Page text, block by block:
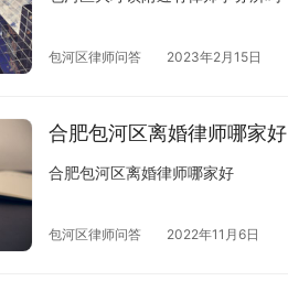
包河区律师问答 2023年2月15日
合肥包河区离婚律师哪家好
合肥包河区离婚律师哪家好
包河区律师问答 2022年11月6日